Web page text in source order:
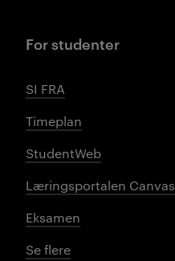
For studenter
SI FRA
Timeplan
StudentWeb
Læringsportalen Canvas
Eksamen
Se flere